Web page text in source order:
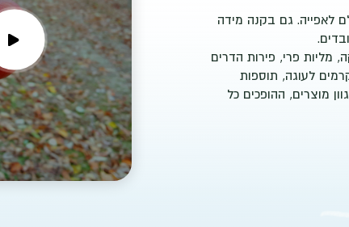
לאפייה. גם בקנה מידה
מליות פרי, פירות הדרים
לעוגה, תוספות
מוצרים, ההופכים כל